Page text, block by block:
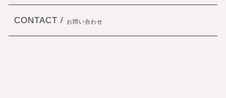
CONTACT / お問い合わせ